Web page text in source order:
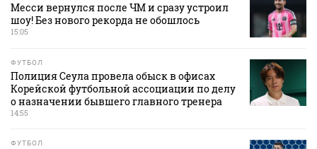
Месси вернулся после ЧМ и сразу устроил
шоу! Без нового рекорда не обошлось
15:05
ФУТБОЛ
Полиция Сеула провела обыск в офисах
Корейской футбольной ассоциации по делу
о назначении бывшего главного тренера
14:55
ФУТБОЛ